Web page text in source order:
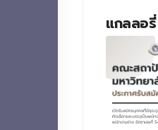
แกลลอรี่